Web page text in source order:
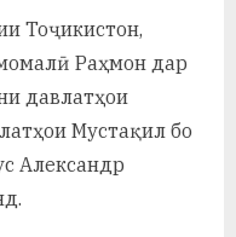
и
Х
у
Тоҷикистон,
Раҳмон дар
давлатҳои
Мустақил бо
Александр